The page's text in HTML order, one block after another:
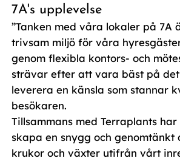
7A's upplevelse
”Tanken med våra lokaler på 7A
trivsam miljö för våra
genom flexibla kontors- och
strävar efter att vara bäst på
leverera en känsla som stannar
besökaren.
Tillsammans med Terraplants
skapa en snygg och genomtänkt
krukor och växter utifrån vårt